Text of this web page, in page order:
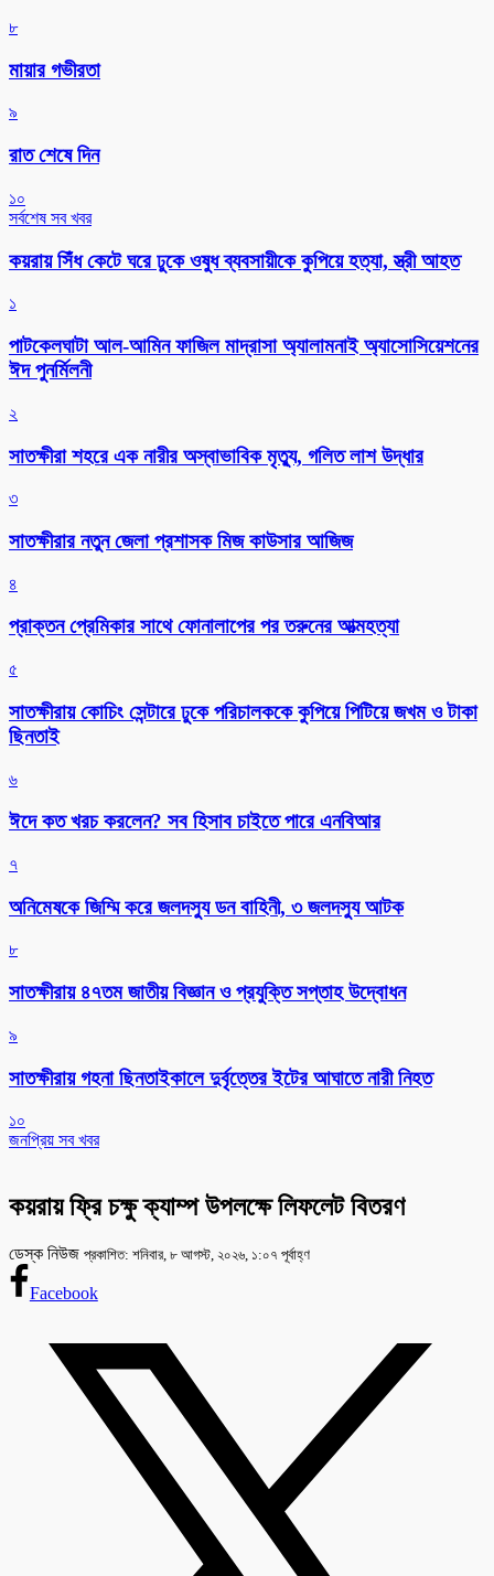
৮
মায়ার গভীরতা
৯
রাত শেষে দিন
১০
সর্বশেষ সব খবর
কয়রায় সিঁধ কেটে ঘরে ঢুকে ওষুধ ব্যবসায়ীকে কুপিয়ে হত্যা, স্ত্রী আহত
১
পাটকেলঘাটা আল-আমিন ফাজিল মাদ্রাসা অ্যালামনাই অ্যাসোসিয়েশনের
ঈদ পুনর্মিলনী
২
সাতক্ষীরা শহরে এক নারীর অস্বাভাবিক মৃত্যু, গলিত লাশ উদ্ধার
৩
সাতক্ষীরার নতুন জেলা প্রশাসক মিজ কাউসার আজিজ
৪
প্রাক্তন প্রেমিকার সাথে ফোনালাপের পর তরুনের আত্মহত্যা
৫
সাতক্ষীরায় কোচিং সেন্টারে ঢুকে পরিচালককে কুপিয়ে পিটিয়ে জখম ও টাকা
ছিনতাই
৬
ঈদে কত খরচ করলেন? সব হিসাব চাইতে পারে এনবিআর
৭
অনিমেষকে জিম্মি করে জলদস্যু ডন বাহিনী, ৩ জলদস্যু আটক
৮
সাতক্ষীরায় ৪৭তম জাতীয় বিজ্ঞান ও প্রযুক্তি সপ্তাহ উদ্বোধন
৯
সাতক্ষীরায় গহনা ছিনতাইকালে দুর্বৃত্তের ইটের আঘাতে নারী নিহত
১০
জনপ্রিয় সব খবর
কয়রায় ফ্রি চক্ষু ক্যাম্প উপলক্ষে লিফলেট বিতরণ
ডেস্ক নিউজ প্রকাশিত: শনিবার, ৮ আগস্ট, ২০২৬, ১:০৭ পূর্বাহ্ণ
Facebook